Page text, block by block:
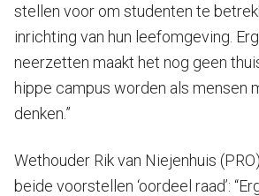
stellen voor om studenten te
inrichting van hun leefomgeving.
neerzetten maakt het nog geen
hippe campus worden als mensen
denken.”
Wethouder Rik van Niejenhuis
beide voorstellen ‘oordeel raad’: